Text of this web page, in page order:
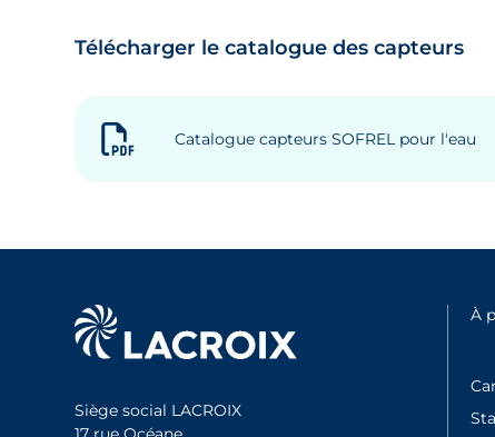
Télécharger le catalogue des capteurs
Catalogue capteurs SOFREL pour l'eau
Siège social LACROIX
À